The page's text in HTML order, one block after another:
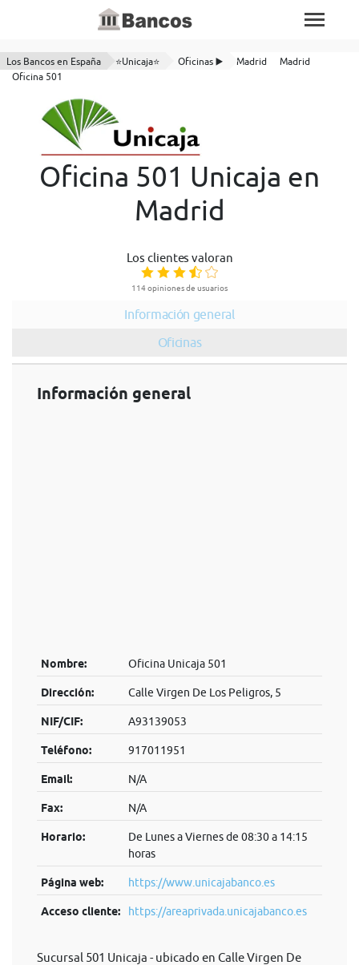
Los Bancos en España ⭐Unicaja⭐ Oficinas ▶️ Madrid
Madrid
Oficina 501
Oficina 501 Unicaja en
Madrid
Los clientes valoran
114 opiniones de usuarios
Información general
Oficinas
Información general
Nombre: Oficina Unicaja 501
Dirección: Calle Virgen De Los Peligros, 5
NIF/CIF: A93139053
Teléfono: 917011951
Email: N/A
Fax: N/A
Horario:
De Lunes a Viernes de 08:30 a 14:15
horas
Página web: https://www.unicajabanco.es
Acceso cliente: https://areaprivada.unicajabanco.es
Sucursal 501 Unicaja - ubicado en Calle Virgen De